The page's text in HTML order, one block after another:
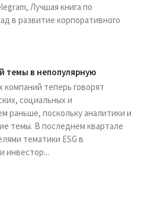
Лучшая книга по
в развитие корпоративного
темы в непопулярную
компаний теперь говорят
социальных и
раньше, поскольку аналитики и
темы. В последнем квартале
тематики ESG в
инвестор...